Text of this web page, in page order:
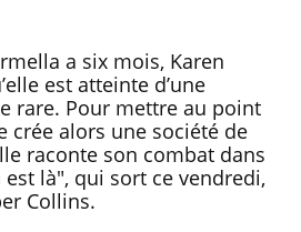
a six mois, Karen
est atteinte d’une
rare. Pour mettre au point
crée alors une société de
raconte son combat dans
là", qui sort ce vendredi,
Collins.